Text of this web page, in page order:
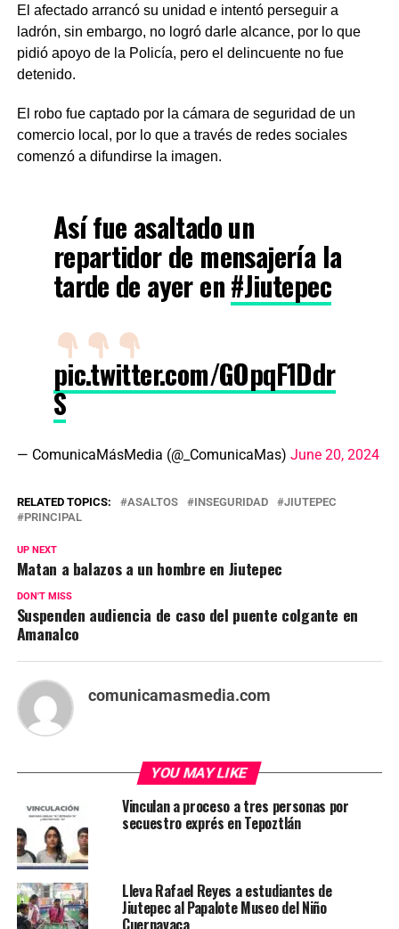
El afectado arrancó su unidad e intentó perseguir a
ladrón, sin embargo, no logró darle alcance, por lo que
pidió apoyo de la Policía, pero el delincuente no fue
detenido.
El robo fue captado por la cámara de seguridad de un
comercio local, por lo que a través de redes sociales
comenzó a difundirse la imagen.
Así fue asaltado un
repartidor de mensajería la
tarde de ayer en#Jiutepec
pic.twitter.com/GOpqF1Ddr
S
— ComunicaMásMedia (@_ComunicaMas) June 20, 2024
RELATED TOPICS: ASALTOS INSEGURIDAD
JIUTEPEC
PRINCIPAL
UP NEXT
Matan a balazos a un hombre en Jiutepec
DON'T MISS
Suspenden audiencia de caso del puente colgante en
Amanalco
comunicamasmedia.com
YOU MAY LIKE
Vinculan a proceso a tres personas por
secuestro exprés en Tepoztlán
Lleva Rafael Reyes a estudiantes de
Jiutepec al Papalote Museo del Niño
Cuernavaca